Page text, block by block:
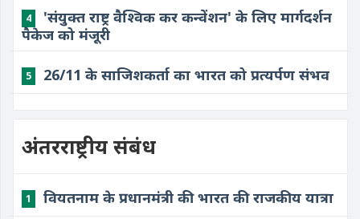
4
'संयुक्त राष्ट्र वैश्विक कर कन्वेंशन' के लिए मार्गदर्शन
पैकेज को मंजूरी
5 26/11 के साजिशकर्ता का भारत को प्रत्यर्पण संभव
अंतरराष्ट्रीय संबंध
1 वियतनाम के प्रधानमंत्री की भारत की राजकीय यात्रा